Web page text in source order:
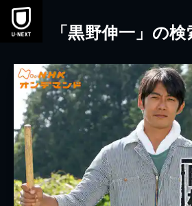
本文へスキップ
「黒野伸一」の